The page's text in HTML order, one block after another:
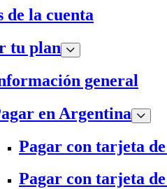
de la cuenta
tu plan
general
en Argentina
Pagar con tarjeta
Pagar con tarjeta